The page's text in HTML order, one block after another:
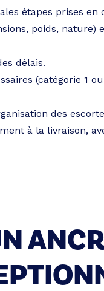
étapes prises
poids, nature)
délais.
(catégorie 1
des
à la livraison,